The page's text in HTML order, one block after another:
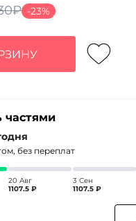
₽ -23%
частями
без переплат
20 Авг
1107.5 ₽
3 Сен
1107.5 ₽